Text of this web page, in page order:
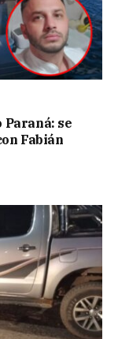
se
Fabián